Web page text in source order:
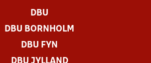
DBU
DBU BORNHOLM
DBU FYN